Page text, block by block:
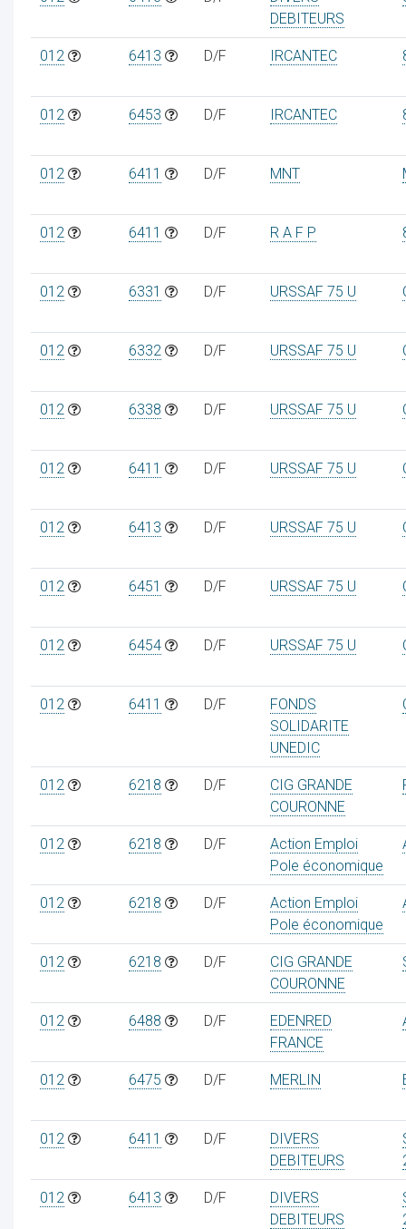
DEBITEURS
012 6413 D/F IRCANTEC
012 6453 D/F IRCANTEC
012 6411 D/F MNT
012 6411 D/F R A F P
012 6331 D/F URSSAF 75 U
012 6332 D/F URSSAF 75 U
012 6338 D/F URSSAF 75 U
012 6411 D/F URSSAF 75 U
012 6413 D/F URSSAF 75 U
012 6451 D/F URSSAF 75 U
012 6454 D/F URSSAF 75 U
012 6411 D/F
FONDS
SOLIDARITE
UNEDIC
012 6218 D/F
CIG GRANDE
COURONNE
012 6218 D/F
Action Emploi
Pole économique
012 6218 D/F
Action Emploi
Pole économique
012 6218 D/F
CIG GRANDE
COURONNE
012 6488 D/F
EDENRED
FRANCE
012 6475 D/F MERLIN
012 6411 D/F
DIVERS
DEBITEURS
012 6413 D/F
DIVERS
DEBITEURS